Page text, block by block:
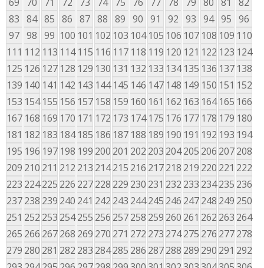
83 84 85 86 87 88 89 90 91 92 93 94 95 96
97 98 99 100 101 102 103 104 105 106 107 108 109 110
111 112 113 114 115 116 117 118 119 120 121 122 123 124
125 126 127 128 129 130 131 132 133 134 135 136 137 138
139 140 141 142 143 144 145 146 147 148 149 150 151 152
153 154 155 156 157 158 159 160 161 162 163 164 165 166
167 168 169 170 171 172 173 174 175 176 177 178 179 180
181 182 183 184 185 186 187 188 189 190 191 192 193 194
195 196 197 198 199 200 201 202 203 204205 206 207208
209 210 211 212 213 214215 216 217218 219 220 221 222
223 224225 226 227228 229 230 231 232 233 234235 236
237238 239 240 241 242 243 244245 246 247248 249 250
251 252 253 254255 256 257258 259 260 261 262 263 264
265 266 267268 269 270 271 272 273 274275 276 277278
279 280 281 282 283 284285 286 287288 289 290 291 292